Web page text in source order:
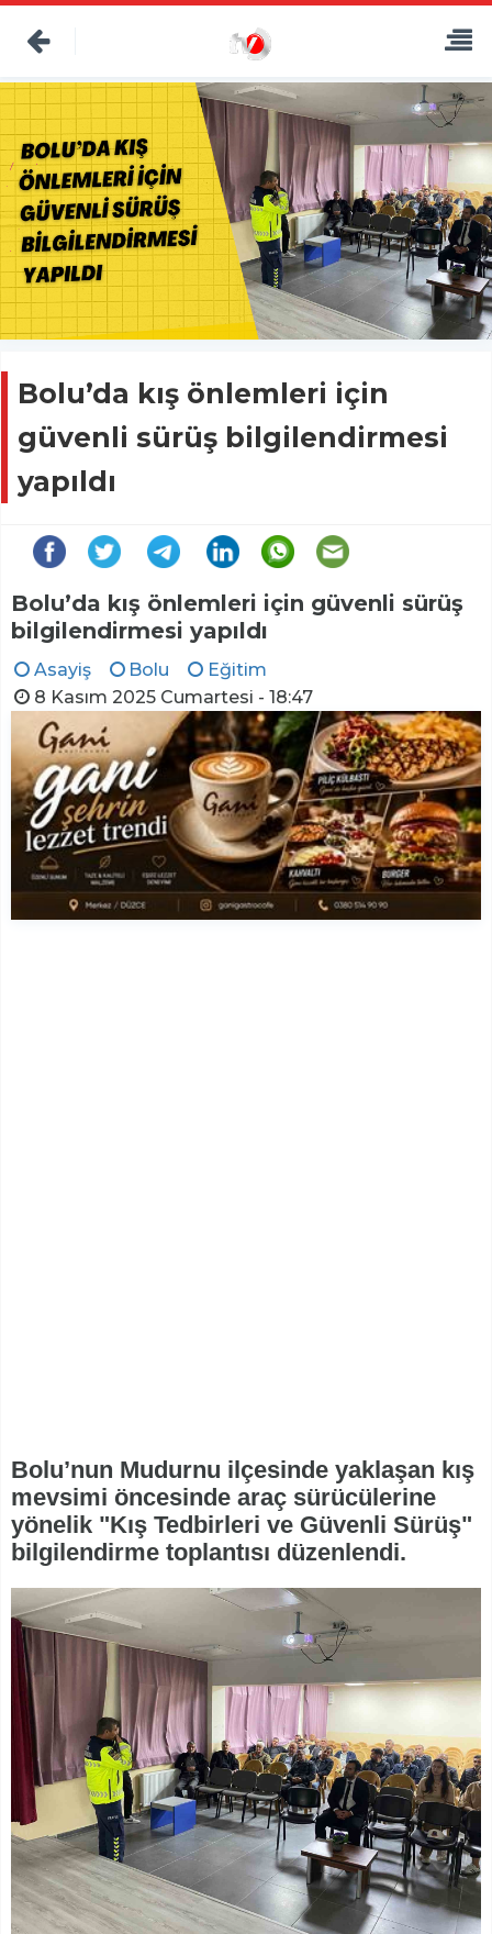
Bolu’da kış önlemleri için
güvenli sürüş bilgilendirmesi
yapıldı
Bolu’da kış önlemleri için güvenli sürüş
bilgilendirmesi yapıldı
Asayiş Bolu
Eğitim
8 Kasım 2025 Cumartesi - 18:47
Bolu’nun Mudurnu ilçesinde yaklaşan kış
mevsimi öncesinde araç sürücülerine
yönelik "Kış Tedbirleri ve Güvenli Sürüş"
bilgilendirme toplantısı düzenlendi.